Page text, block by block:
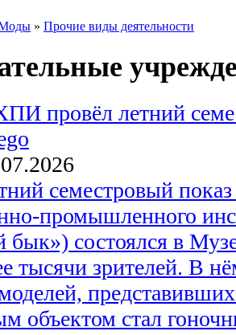
» Прочие виды деятельности
провёл летний
семестровый
промышленного
бык») состоялся в
тысячи зрителей. В
объектом стал